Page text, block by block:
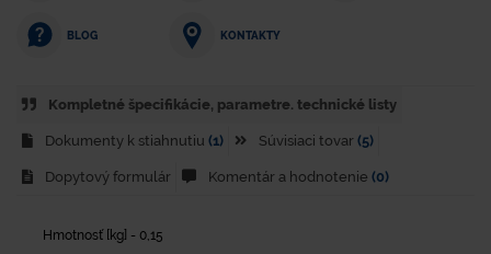
BLOG KONTAKTY
Kompletné špecifikácie, parametre. technické listy
Dokumenty k stiahnutiu (1) Súvisiaci tovar (5)
Dopytový formulár Komentár a hodnotenie (0)
Hmotnosť [kg] - 0,15